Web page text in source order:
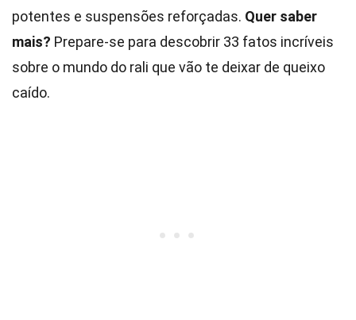
potentes e suspensões reforçadas. Quer saber
mais? Prepare-se para descobrir 33 fatos incríveis
sobre o mundo do rali que vão te deixar de queixo
caído.